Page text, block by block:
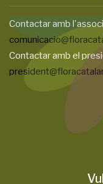
Contactar amb
Contactar amb el